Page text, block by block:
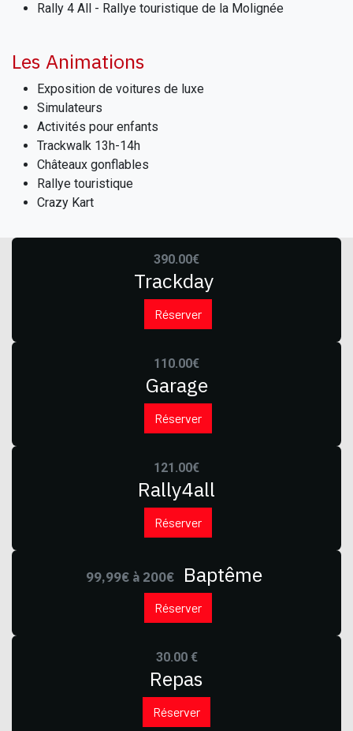
Rally 4 All - Rallye touristique de la Molignée
​Les Animations
Exposition de voitures de luxe
Simulateurs
Activités pour enfants
Trackwalk 13h-14h
Châteaux gonflables
Rallye touristique
Crazy Kart
390.00€
Trackday
Réserver
110.00€
Garage
Réserver
121.00€
Rally4all
Réserver
99,99€ à 200€ Baptême
Réserver
30.00 €
Repas
Réserver